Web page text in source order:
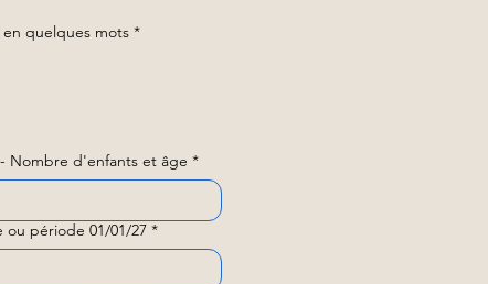
quelques mots *
Nombre d'enfants et âge *
ou période 01/01/27 *